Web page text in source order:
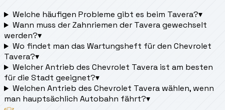
Welche häufigen Probleme gibt es beim Tavera?▾
Wann muss der Zahnriemen der Tavera gewechselt
werden?▾
Wo findet man das Wartungsheft für den Chevrolet
Tavera?▾
Welcher Antrieb des Chevrolet Tavera ist am besten
für die Stadt geeignet?▾
Welchen Antrieb des Chevrolet Tavera wählen, wenn
man hauptsächlich Autobahn fährt?▾